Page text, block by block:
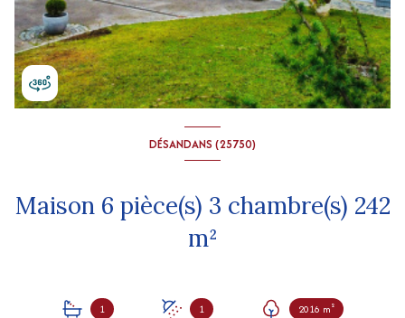
DÉSANDANS (25750)
Maison 6 pièce(s) 3 chambre(s) 242
m²
1 1 2016 m²